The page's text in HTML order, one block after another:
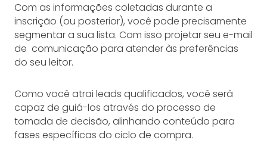
Com as informações coletadas durante a
inscrição (ou posterior), você pode precisamente
segmentar a sua lista. Com isso projetar seu e-mail
de comunicação para atender às preferências
do seu leitor.
Como você atrai leads qualificados, você será
capaz de guiá-los através do processo de
tomada de decisão, alinhando conteúdo para
fases específicas do ciclo de compra.